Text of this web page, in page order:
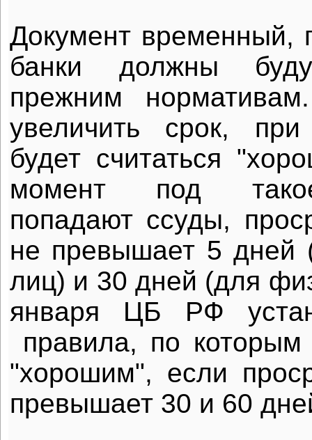
Документ временный,
банки должны
прежним
увеличить срок,
будет считаться
момент под
попадают ссуды,
не превышает 5 дней
лиц) и 30 дней (для
января ЦБ РФ
правила, по которым
"хорошим", если
превышает 30 и 60